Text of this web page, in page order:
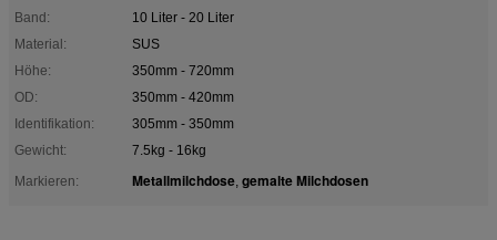
Band:
10 Liter - 20 Liter
Material:
SUS
Höhe:
350mm - 720mm
OD:
350mm - 420mm
Identifikation:
305mm - 350mm
Gewicht:
7.5kg - 16kg
Markieren:
Metallmilchdose, gemalte Milchdosen